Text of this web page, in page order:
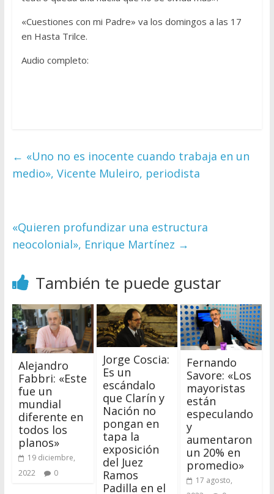
«Cuestiones con mi Padre» va los domingos a las 17
en Hasta Trilce.
Audio completo:
← «Uno no es inocente cuando trabaja en un
medio», Vicente Muleiro, periodista
«Quieren profundizar una estructura
neocolonial», Enrique Martínez →
También te puede gustar
Alejandro
Fabbri: «Este
fue un
mundial
diferente en
todos los
planos»
19 diciembre,
2022
0
Jorge Coscia:
Es un
escándalo
que Clarín y
Nación no
pongan en
tapa la
exposición
del Juez
Ramos
Padilla en el
Fernando
Savore: «Los
mayoristas
están
especulando
y
aumentaron
un 20% en
promedio»
17 agosto,